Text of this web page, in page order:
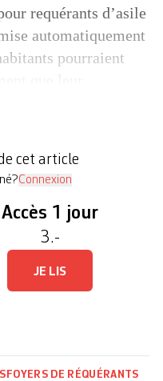
requérants d’asile
automatiquement
pourraient
cet article
Connexion
Accès 1 jour
3.-
JE LIS
FOYERS DE RÉQUÉRANTS